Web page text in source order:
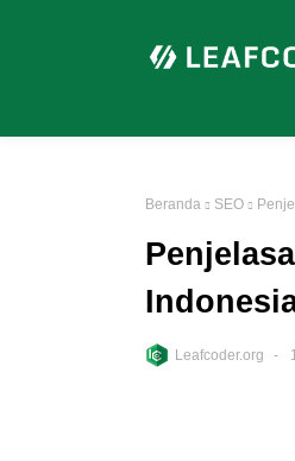
Beranda SEO
Leafcoder.org